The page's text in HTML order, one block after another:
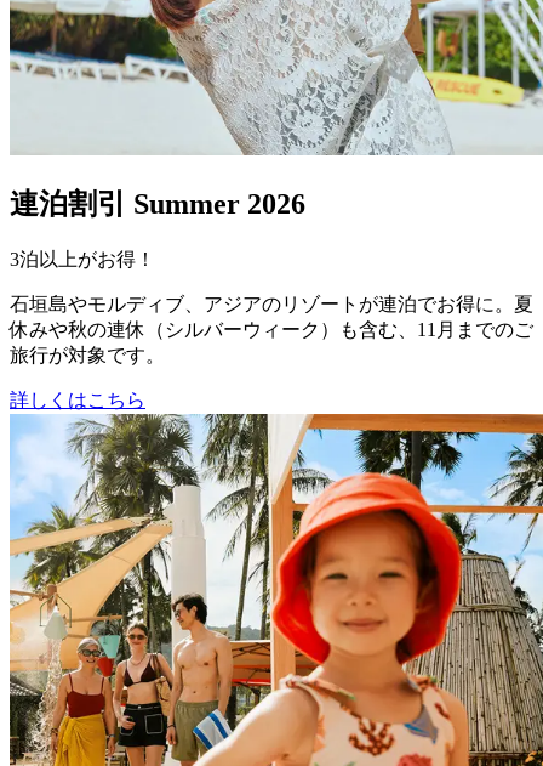
連泊割引 Summer 2026
3泊以上がお得！
石垣島やモルディブ、アジアのリゾートが連泊でお得に。夏
休みや秋の連休（シルバーウィーク）も含む、11月までのご
旅行が対象です。
詳しくはこちら